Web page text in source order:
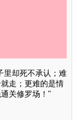
里却死不承认；难
走；更难的是情
关修罗场！"